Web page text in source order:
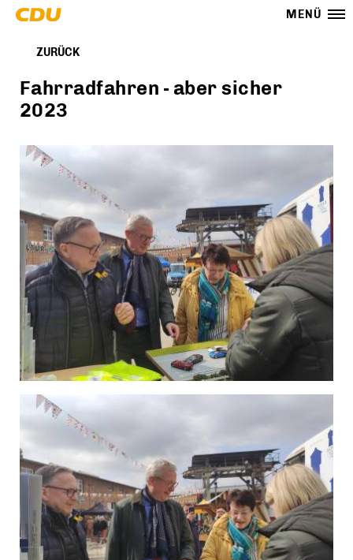
MENÜ
ZURÜCK
Fahrradfahren - aber sicher
2023